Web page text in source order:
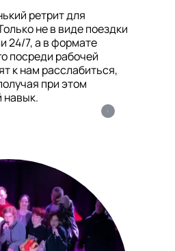
ретрит для
не в виде поездки
24/7, а в формате
посреди рабочей
к нам расслабиться,
при этом
i